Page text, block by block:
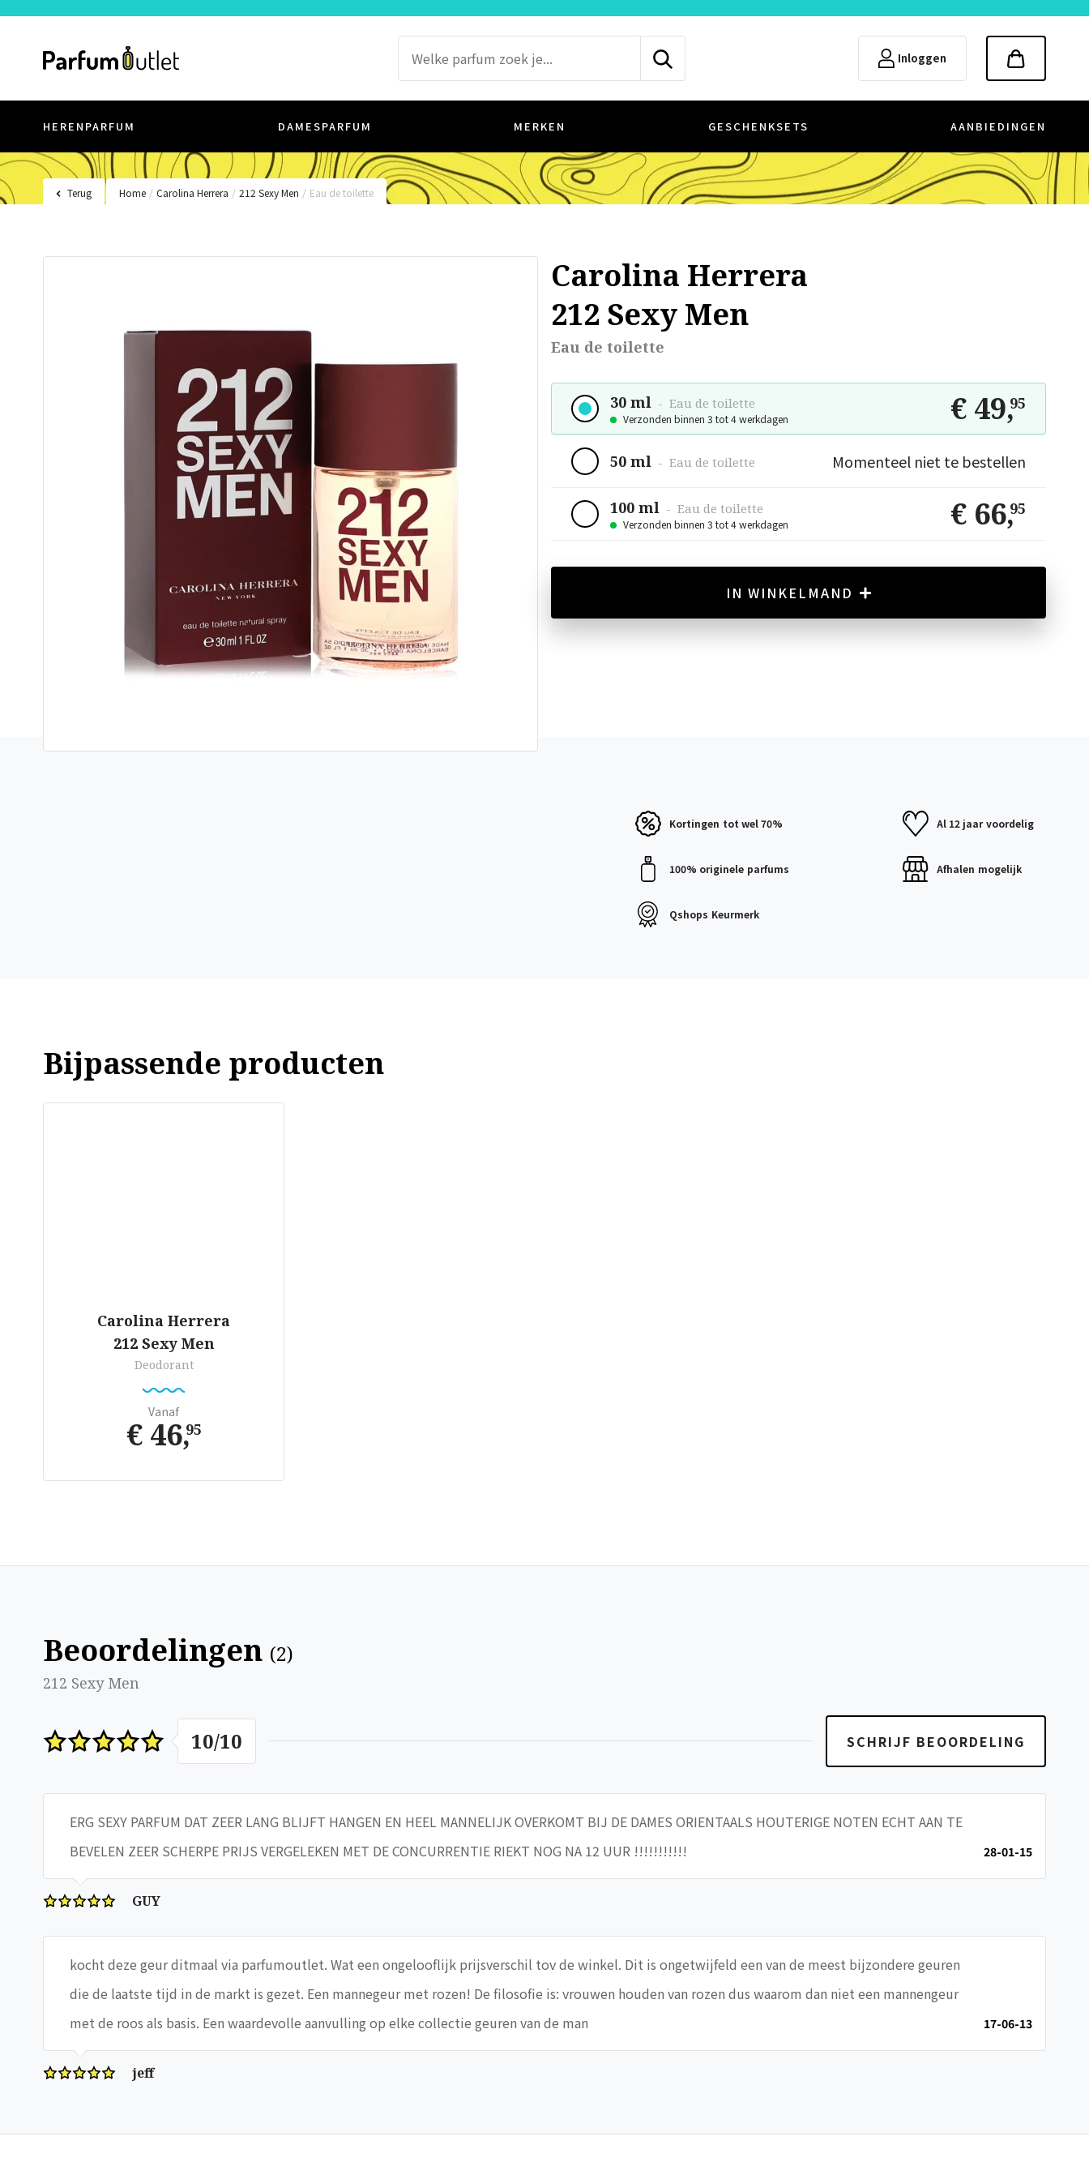
Inloggen
HERENPARFUM DAMESPARFUM MERKEN GESCHENKSETS AANBIEDINGEN
Terug Home / Carolina Herrera / 212 Sexy Men / Eau de toilette
Carolina Herrera
212 Sexy Men
Eau de toilette
30 ml - Eau de toilette
Verzonden binnen 3 tot 4 werkdagen € 49,95
50 ml - Eau de toilette Momenteel niet te bestellen
100 ml - Eau de toilette
Verzonden binnen 3 tot 4 werkdagen € 66,95
IN WINKELMAND
Kortingen tot wel 70% Al 12 jaar voordelig
100% originele parfums Afhalen mogelijk
Qshops Keurmerk
Bijpassende producten
Carolina Herrera
212 Sexy Men
Deodorant
Vanaf
€ 46,95
Beoordelingen (2)
212 Sexy Men
10/10 SCHRIJF BEOORDELING
ERG SEXY PARFUM DAT ZEER LANG BLIJFT HANGEN EN HEEL MANNELIJK OVERKOMT BIJ DE DAMES ORIENTAALS HOUTERIGE NOTEN ECHT AAN TE
BEVELEN ZEER SCHERPE PRIJS VERGELEKEN MET DE CONCURRENTIE RIEKT NOG NA 12 UUR !!!!!!!!!!!
28-01-15
GUY
kocht deze geur ditmaal via parfumoutlet. Wat een ongelooflijk prijsverschil tov de winkel. Dit is ongetwijfeld een van de meest bijzondere geuren
die de laatste tijd in de markt is gezet. Een mannegeur met rozen! De filosofie is: vrouwen houden van rozen dus waarom dan niet een mannengeur
met de roos als basis. Een waardevolle aanvulling op elke collectie geuren van de man
17-06-13
jeff